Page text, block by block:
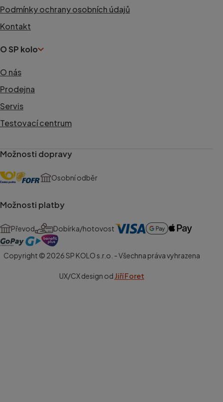
Podmínky ochrany osobních údajů
Kontakt
O SP kolo
O nás
Prodejna
Servis
Testovací centrum
Možnosti dopravy
Osobní odběr
Možnosti platby
Převod Dobírka/hotovost
Copyright © 2026 SP KOLO s.r.o. - Všechna práva vyhrazena
UX/CX design od Jiří Foret